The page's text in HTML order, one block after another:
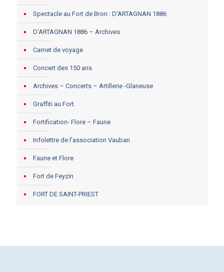
Spectacle au Fort de Bron : D’ARTAGNAN 1886
D’ARTAGNAN 1886 – Archives
Carnet de voyage
Concert des 150 ans
Archives – Concerts – Artillerie -Glaneuse
Graffiti au Fort
Fortification- Flore – Faune
Infolettre de l’association Vauban
Faune et Flore
Fort de Feyzin
FORT DE SAINT-PRIEST